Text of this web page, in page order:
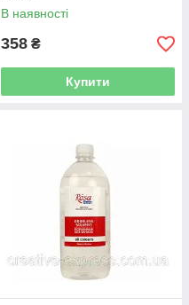
В наявності
358 ₴
Купити